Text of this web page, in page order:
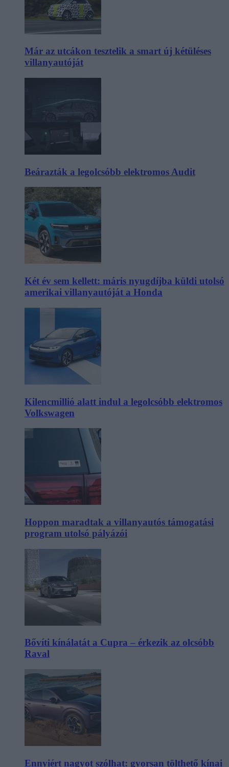
Már az utcákon tesztelik a smart új kétüléses
villanyautóját
Beárazták a legolcsóbb elektromos Audit
Két év sem kellett: máris nyugdíjba küldi utolsó
amerikai villanyautóját a Honda
Kilencmillió alatt indul a legolcsóbb elektromos
Volkswagen
Hoppon maradtak a villanyautós támogatási
program utolsó pályázói
Bővíti kínálatát a Cupra – érkezik az olcsóbb
Raval
Ennyiért nagyot szólhat: gyorsan tölthető kínai